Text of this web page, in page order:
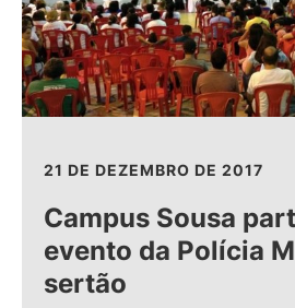
21 DE DEZEMBRO DE 2017
Campus Sousa
evento da Polícia
sertão